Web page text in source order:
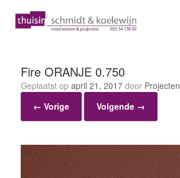
Fire ORANJE 0.750
Geplaatst op april 21, 2017 door Projecten
← Vorige
Volgende →